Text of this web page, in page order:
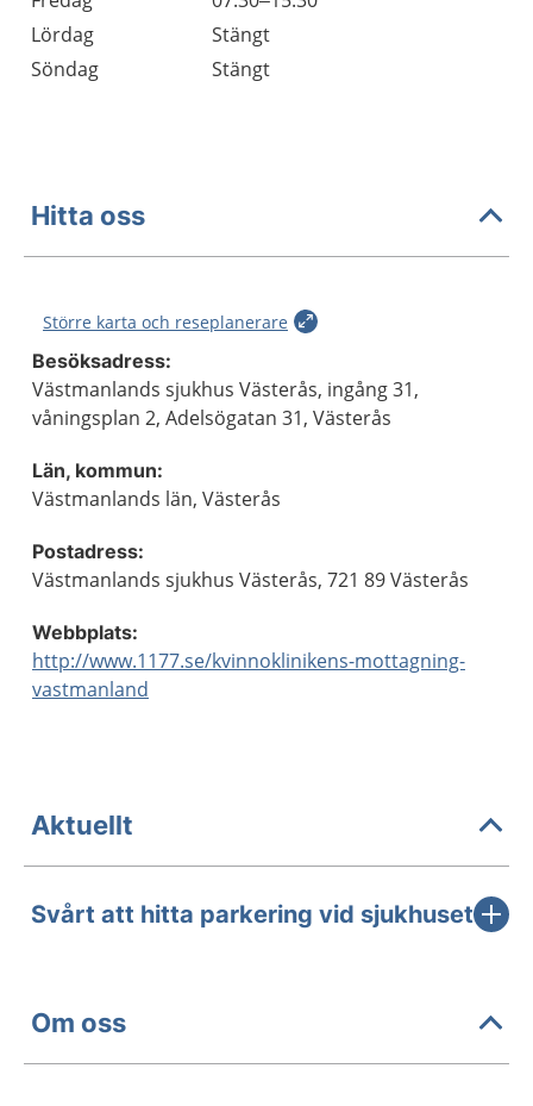
Lördag
Stängt
Söndag
Stängt
Hitta oss
Större karta och reseplanerare
Besöksadress:
Västmanlands sjukhus Västerås, ingång 31,
våningsplan 2, Adelsögatan 31, Västerås
Län, kommun:
Västmanlands län, Västerås
Postadress:
Västmanlands sjukhus Västerås, 721 89 Västerås
Webbplats:
http://www.1177.se/kvinnoklinikens-mottagning-
vastmanland
Aktuellt
Svårt att hitta parkering vid sjukhuset
Om oss